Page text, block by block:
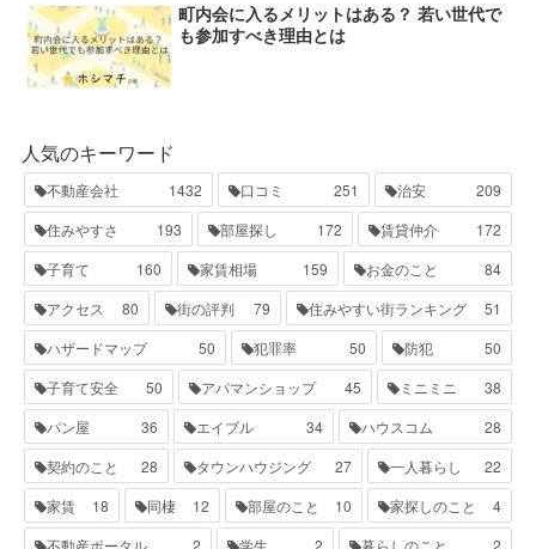
町内会に入るメリットはある？ 若い世代で
も参加すべき理由とは
人気のキーワード
不動産会社 1432 口コミ 251 治安
209
住みやすさ
193 部屋探し 172 賃貸仲介
172
子育て
160 家賃相場 159 お金のこと
84
アクセス
80 街の評判 79 住みやすい街ランキング
51
ハザードマップ
50 犯罪率 50 防犯
50
子育て安全
50 アパマンショップ 45 ミニミニ
38
パン屋
36 エイブル 34 ハウスコム
28
契約のこと
28 タウンハウジング 27 一人暮らし
22
家賃
18 同棲 12 部屋のこと 10 家探しのこと
4